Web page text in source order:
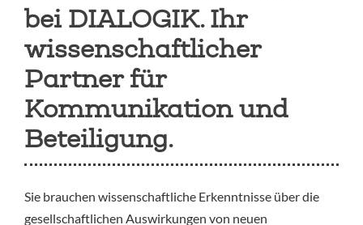
bei DIALOGIK. Ihr
wissenschaftlicher
Partner für
Kommunikation und
Beteiligung.
Sie brauchen wissenschaftliche Erkenntnisse über die
gesellschaftlichen Auswirkungen von neuen